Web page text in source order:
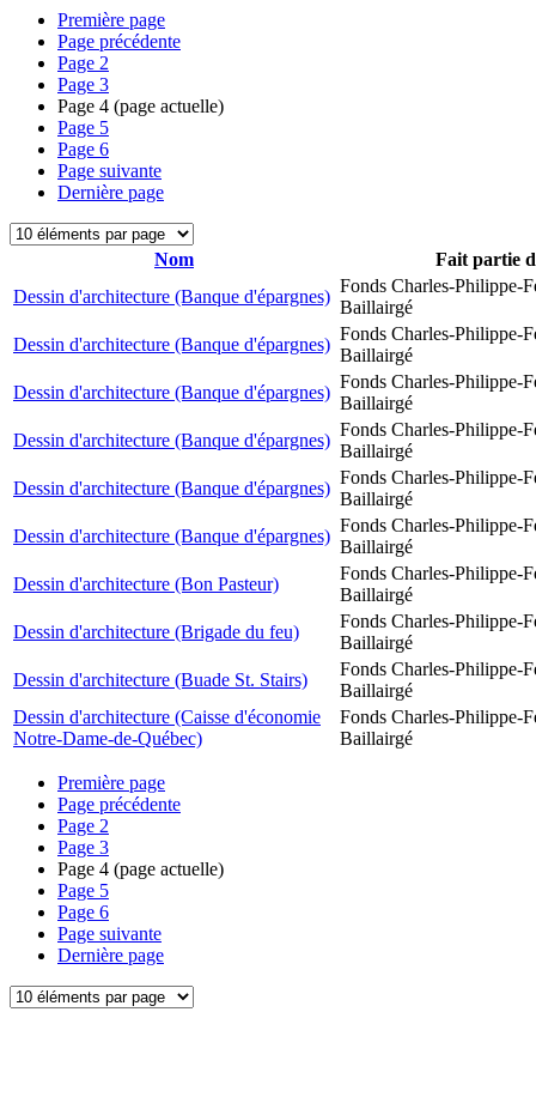
Première page
Page précédente
Page 2
Page 3
Page 4 (page actuelle)
Page 5
Page 6
Page suivante
Dernière page
Nom
Fait partie
Dessin d'architecture (Banque d'épargnes)
Fonds Charles-Philippe-
Baillairgé
Dessin d'architecture (Banque d'épargnes)
Fonds Charles-Philippe-
Baillairgé
Dessin d'architecture (Banque d'épargnes)
Fonds Charles-Philippe-
Baillairgé
Dessin d'architecture (Banque d'épargnes)
Fonds Charles-Philippe-
Baillairgé
Dessin d'architecture (Banque d'épargnes)
Fonds Charles-Philippe-
Baillairgé
Dessin d'architecture (Banque d'épargnes)
Fonds Charles-Philippe-
Baillairgé
Dessin d'architecture (Bon Pasteur)
Fonds Charles-Philippe-
Baillairgé
Dessin d'architecture (Brigade du feu)
Fonds Charles-Philippe-
Baillairgé
Dessin d'architecture (Buade St. Stairs)
Fonds Charles-Philippe-
Baillairgé
Dessin d'architecture (Caisse d'économie
Notre-Dame-de-Québec)
Fonds Charles-Philippe-
Baillairgé
Première page
Page précédente
Page 2
Page 3
Page 4 (page actuelle)
Page 5
Page 6
Page suivante
Dernière page